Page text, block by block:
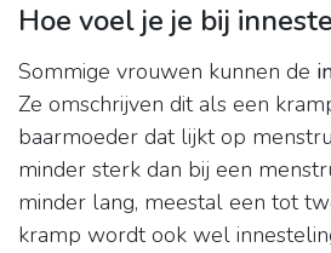
Hoe voel je je bij
Sommige vrouwen kunnen de
Ze omschrijven dit als een
baarmoeder dat lijkt op
minder sterk dan bij een
minder lang, meestal een tot
kramp wordt ook wel